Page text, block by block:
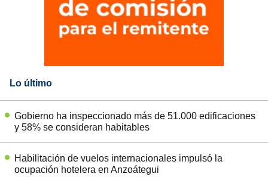
Lo último
Gobierno ha inspeccionado más de 51.000 edificaciones
y 58% se consideran habitables
Habilitación de vuelos internacionales impulsó la
ocupación hotelera en Anzoátegui